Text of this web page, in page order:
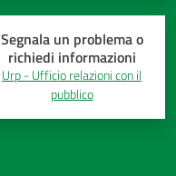
Segnala un problema o
richiedi informazioni
Urp - Ufficio relazioni con il
pubblico